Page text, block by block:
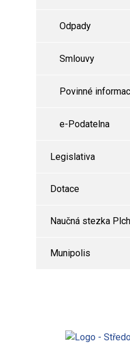
Odpady
Smlouvy
Povinné
e-Podatelna
Legislativa
Dotace
Naučná stezka
Munipolis